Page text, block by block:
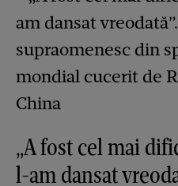
„A fost cel mai
l-am dansat